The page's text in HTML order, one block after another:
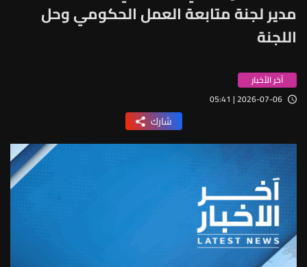
مدير لجنة متابعة العمل الحكومي وحل
اللجنة
آخر الأخبار
2026-07-06 | 05:41
شارك